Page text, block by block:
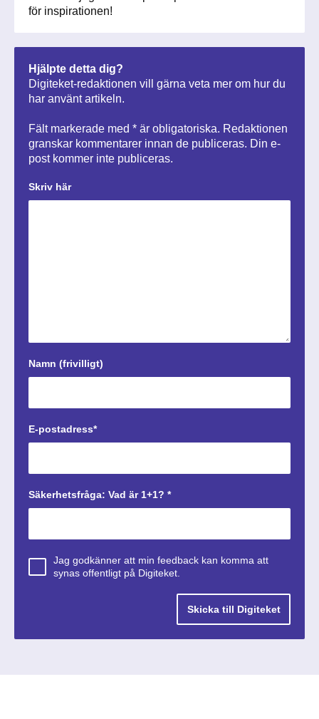
för inspirationen!
Hjälpte detta dig?
Digiteket-redaktionen vill gärna veta mer om hur du
har använt artikeln.
Fält markerade med * är obligatoriska. Redaktionen
granskar kommentarer innan de publiceras. Din e-
post kommer inte publiceras.
Skriv här
Namn (frivilligt)
E-postadress*
Säkerhetsfråga: Vad är 1+1? *
Jag godkänner att min feedback kan komma att
synas offentligt på Digiteket.